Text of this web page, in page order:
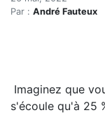
Articles
Ventilation :
Par : André Fauteux
Imaginez que
s'écoule qu'à 25